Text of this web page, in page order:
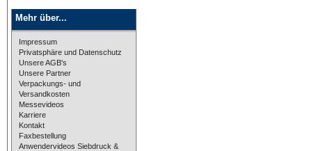
Mehr über...
Impressum
Privatsphäre und Datenschutz
Unsere AGB's
Unsere Partner
Verpackungs- und
Versandkosten
Messevideos
Karriere
Kontakt
Faxbestellung
Anwendervideos Siebdruck &